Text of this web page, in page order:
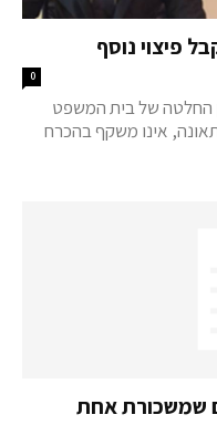
פיצוי נוסף
0
החלטה של בית המשפט
אינו משקף בהכרח
שמשכורת אחת